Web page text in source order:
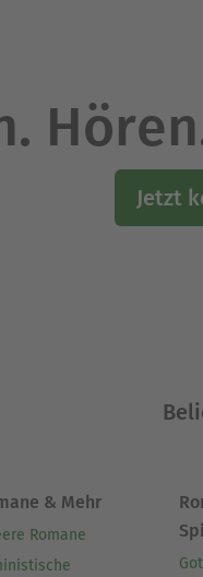
Jetzt
& Mehr
Romane